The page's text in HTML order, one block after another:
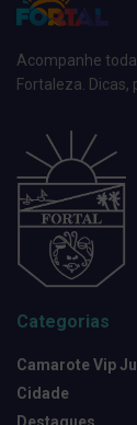
Acompanhe
Fortaleza.
Categorias
Camarote Vip
Cidade